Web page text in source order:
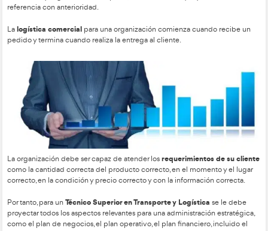
con la calidad requerida, con el mejor precio y en la
Los proveedores deben cumplir normas de estandarización,
los servicios e insumos que entregan para la fabricación de
la organización.
Por lo tanto, es fundamental elaborar un perfil de los
proveedoresque muestre cuáles son las necesidades de la
respecto a estos actores de la cadena logística.
Los procesos logísticos empresariales se deben planificar
coste, con las mínimas actividades posibles y con el uso
proceso.